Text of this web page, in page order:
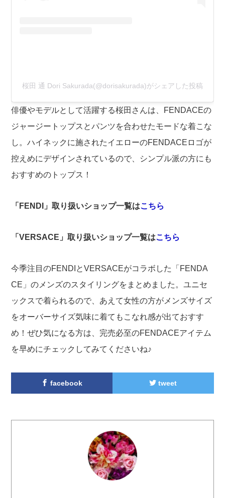
桜田 通 Dori Sakurada(@dorisakurada)がシェアした投稿
俳優やモデルとして活躍する桜田さんは、FENDACEの
ジャージートップスとパンツを合わせたモードな着こな
し。ハイネックに施されたイエローのFENDACEロゴが
控えめにデザインされているので、シンプル派の方にも
おすすめのトップス！
「FENDI 」取り扱いショップ一覧はこちら
「VERSACE 」取り扱いショップ一覧はこちら
今季注目のFENDIとVERSACEがコラボした「FENDA
CE」のメンズのスタイリングをまとめました。ユニセ
ックスで着られるので、あえて女性の方がメンズサイズ
をオーバーサイズ気味に着てもこなれ感が出ておすす
め！ぜひ気になる方は、完売必至のFENDACEアイテム
を早めにチェックしてみてくださいね♪
facebook tweet